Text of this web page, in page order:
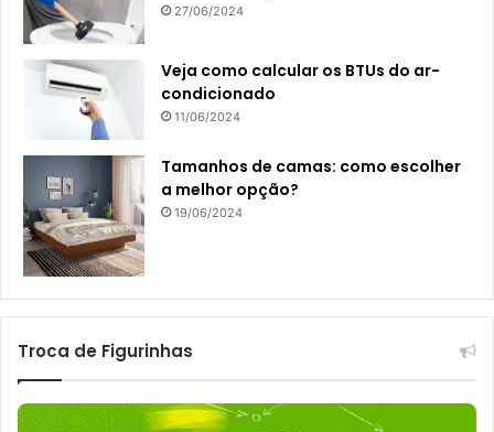
27/06/2024
Veja como calcular os BTUs do ar-
condicionado
11/06/2024
Tamanhos de camas: como escolher
a melhor opção?
19/06/2024
Troca de Figurinhas